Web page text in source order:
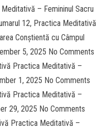
– Femininul Sacru
12, Practica Meditativă
Conștientă cu Câmpul
5, 2025 No Comments
Practica Meditativă –
1, 2025 No Comments
Practica Meditativă –
29, 2025 No Comments
Practica Meditativă –